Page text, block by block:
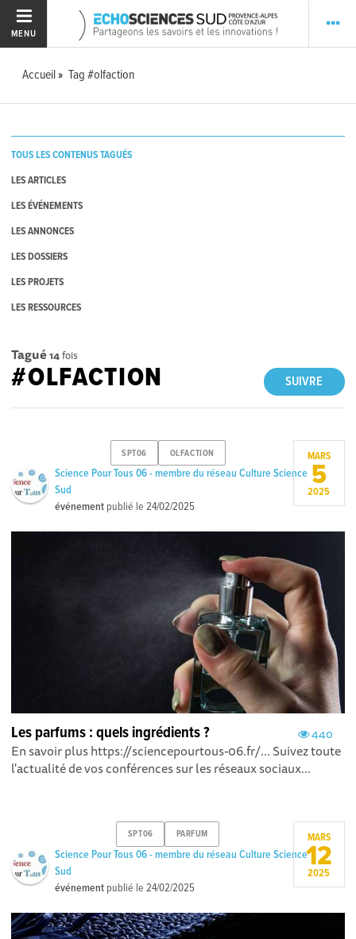
MENU
Accueil Tag #olfaction
TOUS LES CONTENUS TAGUÉS
LES ARTICLES
LES ÉVÉNEMENTS
LES ANNONCES
LES DOSSIERS
LES PROJETS
LES RESSOURCES
Tagué 14fois
SUIVRE
#OLFACTION
SPT06 OLFACTION
Science Pour Tous 06 - membre du réseau Culture Science
Sud
événement publié le24/02/2025
MARS
5
2025
440
Les parfums : quels ingrédients ?
En savoir plus https://sciencepourtous-06.fr/... Suivez toute
l'actualité de vos conférences sur les réseaux sociaux...
SPT06 PARFUM
Science Pour Tous 06 - membre du réseau Culture Science
Sud
événement publié le24/02/2025
MARS
12
2025